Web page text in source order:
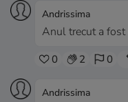
Andrissima
Anul trecut a fost
0 2 0
Andrissima